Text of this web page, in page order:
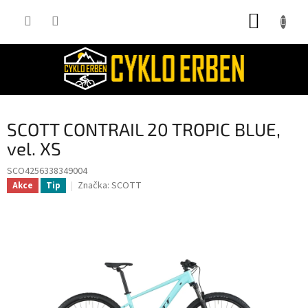
SCOTT CONTRAIL 20 TROPIC BLUE,
vel. XS
SCO4256338349004
Akce Tip Značka: SCOTT